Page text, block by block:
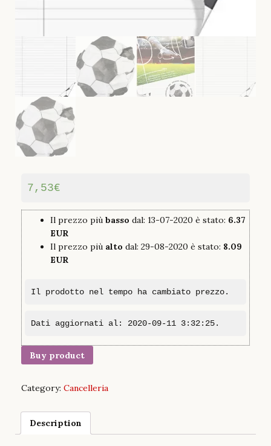
7,53€
Il prezzo più basso dal: 13-07-2020 è stato: 6.37
EUR
Il prezzo più alto dal: 29-08-2020 è stato: 8.09
EUR
Il prodotto nel tempo ha cambiato prezzo.
Dati aggiornati al: 2020-09-11 3:32:25.
Buy product
Category: Cancelleria
Description